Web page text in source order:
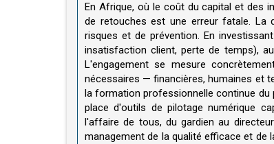
En Afrique, où le coût du capital et des
de retouches est une erreur fatale. La
risques et de prévention. En
insatisfaction client, perte de temps),
L'engagement se mesure
nécessaires — financières, humaines et
la formation professionnelle continue du
place d'outils de pilotage numérique
l'affaire de tous, du gardien au
management de la qualité efficace et de